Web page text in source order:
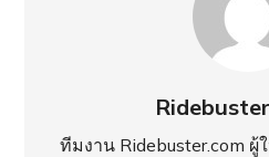
ทีมงาน Ridebuster.com ผู้